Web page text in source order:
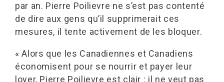
par an. Pierre Poilievre ne s’est pas contenté
de dire aux gens qu’il supprimerait ces
mesures, il tente activement de les bloquer.
« Alors que les Canadiennes et Canadiens
économisent pour se nourrir et payer leur
loyer, Pierre Poilievre est clair : il ne veut pas